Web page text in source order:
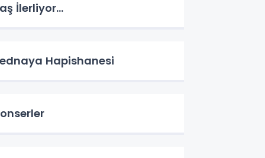
İlerliyor…
Hapishanesi